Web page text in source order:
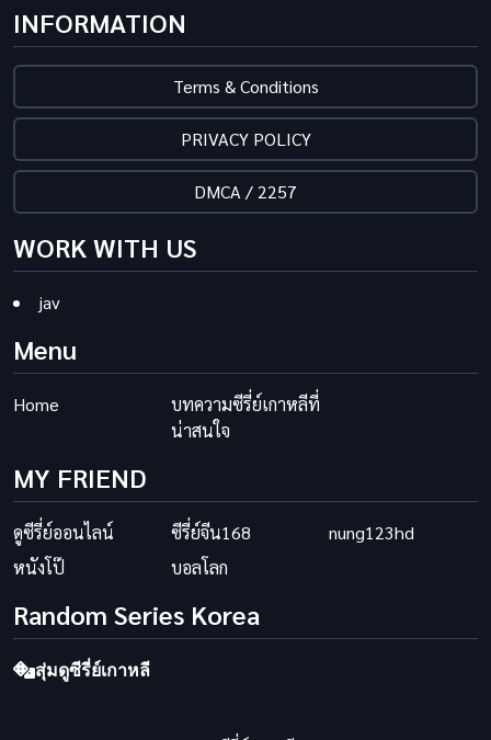
INFORMATION
Terms & Conditions
PRIVACY POLICY
DMCA / 2257
WORK WITH US
jav
Menu
Home
บทความซีรี่ย์เกาหลีที่
น่าสนใจ
MY FRIEND
ดูซีรี่ย์ออนไลน์ ซีรี่ย์จีน168
nung123hd
หนังโป๊
บอลโลก
Random Series Korea
สุ่มดูซีรี่ย์เกาหลี